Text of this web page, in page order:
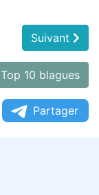
Suivant
Top 10 blagues
Partager